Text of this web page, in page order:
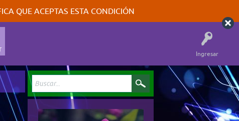
QUE ACEPTAS ESTA CONDICIÓN
Ingresar